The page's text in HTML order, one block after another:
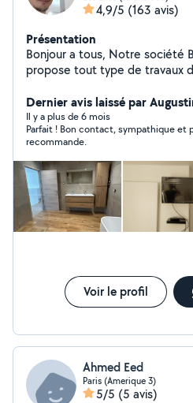
4,9/5 (163 avis)
Présentation
Bonjour a tous, Notre société
propose tout type de travaux
Décoration intérieur (fixation
etc...) -Électricité (installation de luminaire, prise,
interrupteur etc...) -Plomberie (tuyauterie PVC,
robinetterie, vasque etc...) -Peinture et pose de papier
peint - Pose de carrelage - Jardinage ( nettoyage de
terrasse, pose et construction
en PVC..) -Tout autre travaux
demandes). Tarif: Sur devis Carmen et Reda
Brico&déco
Dernier avis laissé par
Il y a plus de 6 mois
Parfait ! Bon contact, sympathique et
recommande.
Voir le profil
Ahmed Eed
Paris (Amerique 3)
5/5 (5 avis)